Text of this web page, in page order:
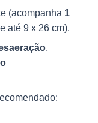
(acompanha 1
até 9 x 26 cm).
,